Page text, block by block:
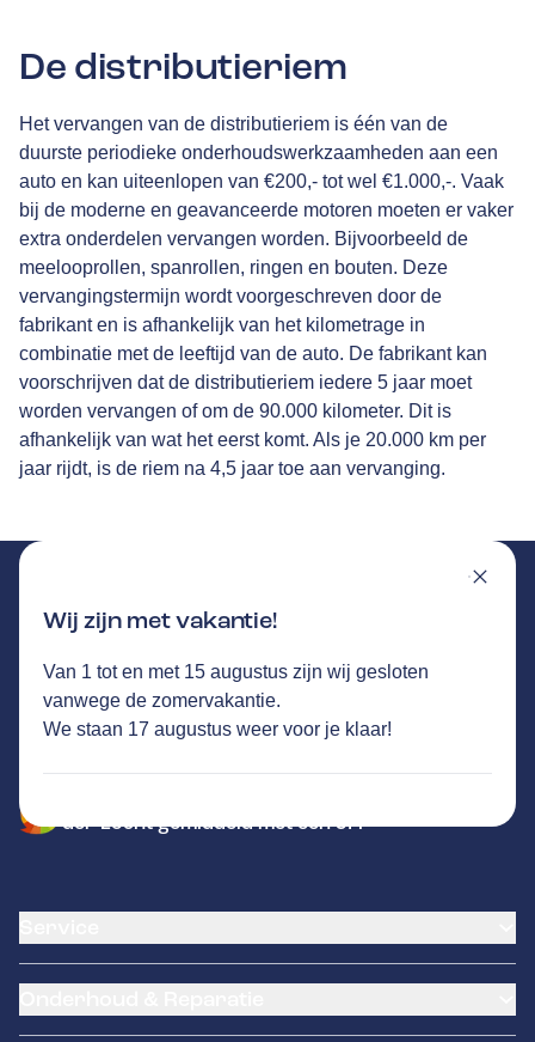
De distributieriem
Het vervangen van de distributieriem is één van de
duurste periodieke onderhoudswerkzaamheden aan een
auto en kan uiteenlopen van €200,- tot wel €1.000,-. Vaak
bij de moderne en geavanceerde motoren moeten er vaker
extra onderdelen vervangen worden. Bijvoorbeeld de
meelooprollen, spanrollen, ringen en bouten. Deze
vervangingstermijn wordt voorgeschreven door de
fabrikant en is afhankelijk van het kilometrage in
combinatie met de leeftijd van de auto. De fabrikant kan
voorschrijven dat de distributieriem iedere 5 jaar moet
worden vervangen of om de 90.000 kilometer. Dit is
afhankelijk van wat het eerst komt. Als je 20.000 km per
jaar rijdt, is de riem na 4,5 jaar toe aan vervanging.
Wij zijn met vakantie!
Van 1 tot en met 15 augustus zijn wij gesloten
vanwege de zomervakantie.
We staan 17 augustus weer voor je klaar!
VAN DER LOCHT
GA NAAR DE HOMEPAGINA
Route
Liessentstraat 14 Uden
Vandaag open tot 17:30 uur
der Locht gemiddeld met een 9.4
Banden service